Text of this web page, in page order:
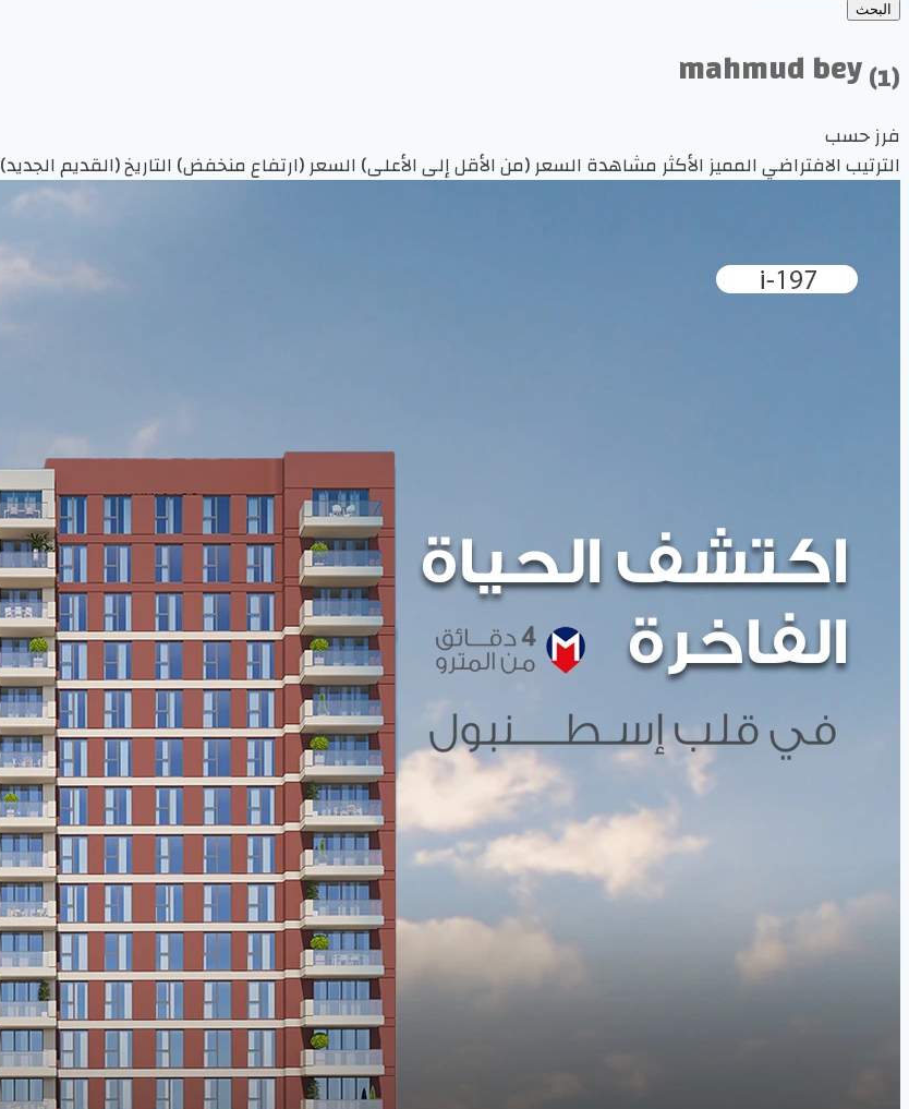
البحث
mahmud bey(1)
فرز حسب
الترتيب الافتراضيالمميز الأكثر مشاهدة السعر (من الأقل إلى الأعلى) السعر (ارتفاع منخفض) التاريخ (القديم الجديد)